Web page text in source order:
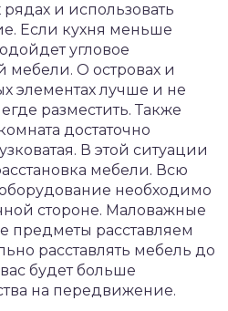
рядах и использовать
Если кухня меньше
угловое
О островах и
элементах лучше и не
разместить. Также
достаточно
В этой ситуации
мебели. Всю
необходимо
стороне. Маловажные
предметы расставляем
расставлять мебель до
будет больше
на передвижение.